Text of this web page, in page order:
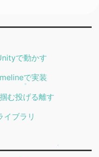
で動かす
で実装
む投げる離す
ブラリ